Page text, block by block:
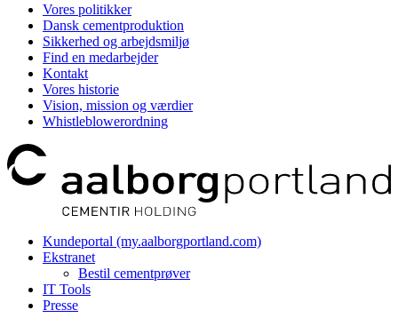
Vores politikker
Dansk cementproduktion
Sikkerhed og arbejdsmiljø
Find en medarbejder
Kontakt
Vores historie
Vision, mission og værdier
Whistleblowerordning
Kundeportal (my.aalborgportland.com)
Ekstranet
Bestil cementprøver
IT Tools
Presse